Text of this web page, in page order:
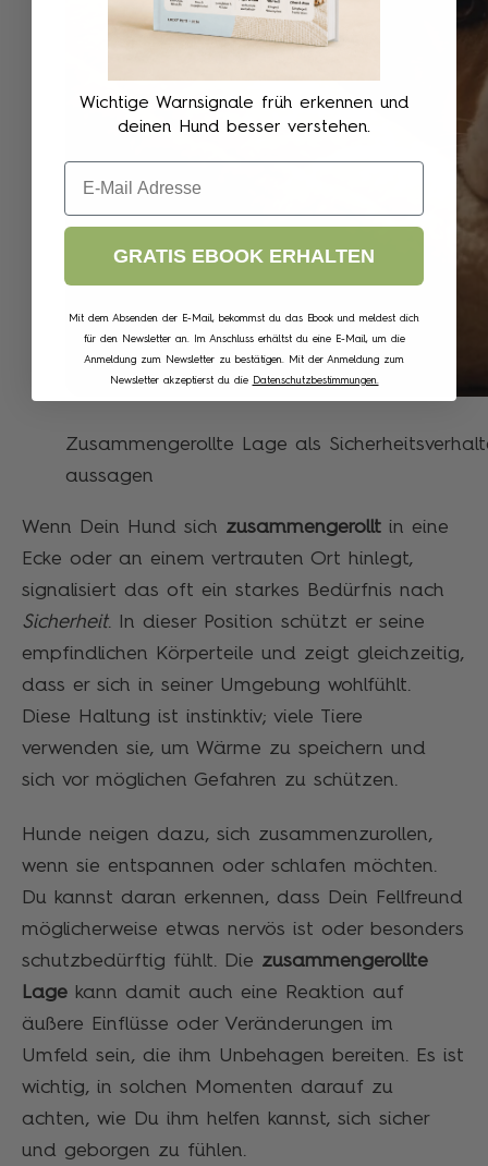
Zusammengerollte Lage als
aussagen
Wenn Dein Hund sich zusammengerollt in eine
Ecke oder an einem vertrauten Ort hinlegt,
signalisiert das oft ein starkes Bedürfnis nach
Sicherheit. In dieser Position schützt er seine
empfindlichen Körperteile und zeigt gleichzeitig,
dass er sich in seiner Umgebung wohlfühlt.
Diese Haltung ist instinktiv; viele Tiere
verwenden sie, um Wärme zu speichern und
sich vor möglichen Gefahren zu schützen.
Hunde neigen dazu, sich zusammenzurollen,
wenn sie entspannen oder schlafen möchten.
Du kannst daran erkennen, dass Dein Fellfreund
möglicherweise etwas nervös ist oder besonders
schutzbedürftig fühlt. Die zusammengerollte
Lage kann damit auch eine Reaktion auf
äußere Einflüsse oder Veränderungen im
Umfeld sein, die ihm Unbehagen bereiten. Es ist
wichtig, in solchen Momenten darauf zu
achten, wie Du ihm helfen kannst, sich sicher
und geborgen zu fühlen.
Wichtige Warnsignale früh erkennen und
deinen Hund besser verstehen.
Email
GRATIS EBOOK ERHALTEN
Mit dem Absenden der E-Mail, bekommst du das Ebook und meldest dich
für den Newsletter an. Im Anschluss erhältst du eine E-Mail, um die
Anmeldung zum Newsletter zu bestätigen. Mit der Anmeldung zum
Newsletter akzeptierst du die Datenschutzbestimmungen.